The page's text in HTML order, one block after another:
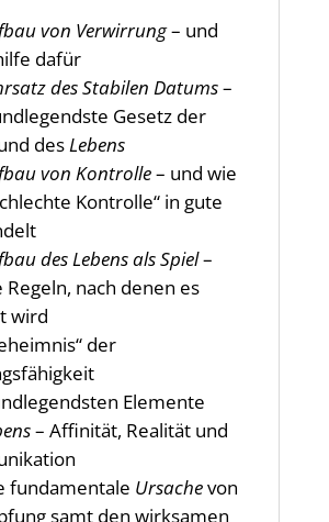
von Verwirrung– und
dafür
des Stabilen Datums–
Gesetz der
desLebens
von Kontrolle– und wie
Kontrolle“ in gute
des Lebens als Spiel–
Regeln, nach denen es
wird
der
Elemente
– Affinität, Realität und
fundamentale Ursachevon
samt den wirksamen